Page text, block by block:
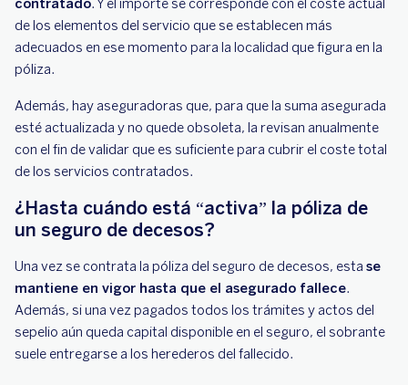
contratado. Y el importe se corresponde con el coste actual
de los elementos del servicio que se establecen más
adecuados en ese momento para la localidad que figura en la
póliza.
Además, hay aseguradoras que, para que la suma asegurada
esté actualizada y no quede obsoleta, la revisan anualmente
con el fin de validar que es suficiente para cubrir el coste total
de los servicios contratados.
¿Hasta cuándo está “activa” la póliza de
un seguro de decesos?
Una vez se contrata la póliza del seguro de decesos, esta se
mantiene en vigor hasta que el asegurado fallece.
Además, si una vez pagados todos los trámites y actos del
sepelio aún queda capital disponible en el seguro, el sobrante
suele entregarse a los herederos del fallecido.